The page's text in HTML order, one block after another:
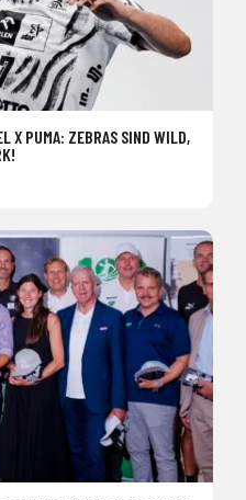
X PUMA: ZEBRAS SIND WILD,